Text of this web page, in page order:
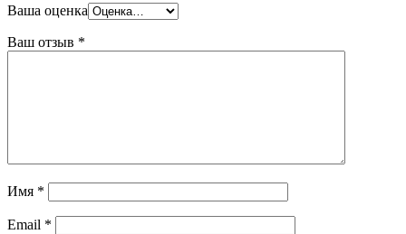
Ваша оценка
Ваш отзыв *
Имя *
Email *